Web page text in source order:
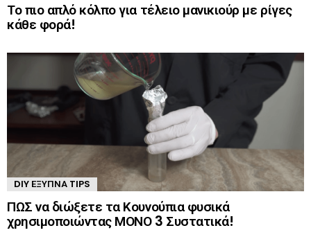
Το πιο απλό κόλπο για τέλειο μανικιούρ με ρίγες
κάθε φορά!
DIY ΈΞΥΠΝΑ TIPS
ΠΩΣ να διώξετε τα Κουνούπια φυσικά
χρησιμοποιώντας ΜΟΝΟ 3 Συστατικά!